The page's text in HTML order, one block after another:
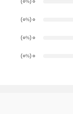
%
0
(0
%
)
0
(0
%
)
0
(0
%
)